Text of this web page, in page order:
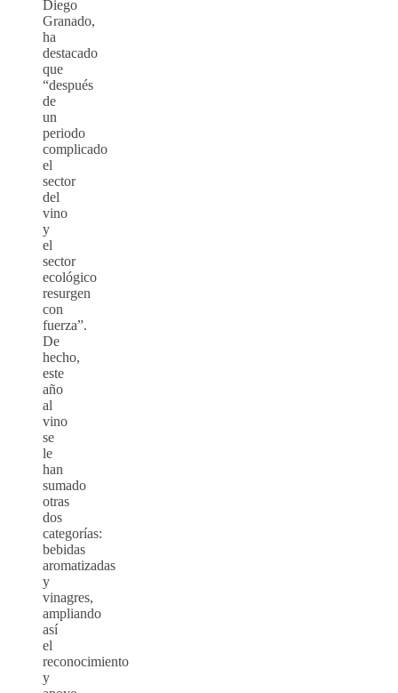
Diego
Granado,
ha
destacado
que
“después
de
un
periodo
complicado
el
sector
del
vino
y
el
sector
ecológico
resurgen
con
fuerza”.
De
hecho,
este
año
al
vino
se
le
han
sumado
otras
dos
categorías:
bebidas
aromatizadas
y
vinagres,
ampliando
así
el
reconocimiento
y